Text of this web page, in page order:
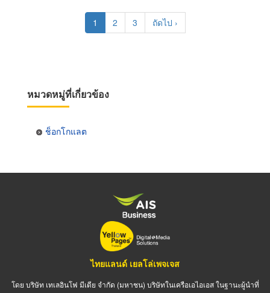
Current
page
1 Page
2 Page
3
Next
page
ถัดไป ›
หมวดหมู่ที่เกี่ยวข้อง
ช็อกโกแลต
ไทยแลนด์ เยลโล่เพจเจส
โดย บริษัท เทเลอินโฟ มีเดีย จำกัด (มหาชน) บริษัทในเครือเอไอเอส ในฐานะผู้นำที่